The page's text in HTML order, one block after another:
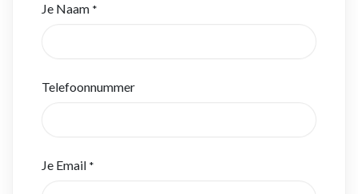
Je Naam *
Telefoonnummer
Je Email *